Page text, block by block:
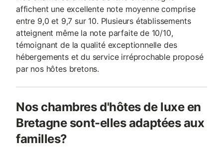
affichent une excellente note moyenne comprise
entre 9,0 et 9,7 sur 10. Plusieurs établissements
atteignent même la note parfaite de 10/10,
témoignant de la qualité exceptionnelle des
hébergements et du service irréprochable proposé
par nos hôtes bretons.
Nos chambres d'hôtes de luxe en
Bretagne sont-elles adaptées aux
familles?